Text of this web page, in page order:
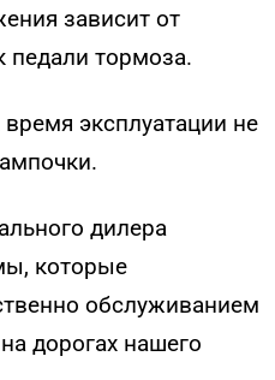
зависит от
педали тормоза.
эксплуатации не
дилера
которые
обслуживанием
дорогах нашего